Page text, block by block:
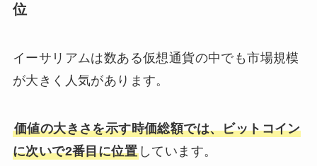
位
イーサリアムは数ある仮想通貨の中でも市場規模
が大きく人気があります。
価値の大きさを示す時価総額では、ビットコイン
に次いで2番目に位置しています。